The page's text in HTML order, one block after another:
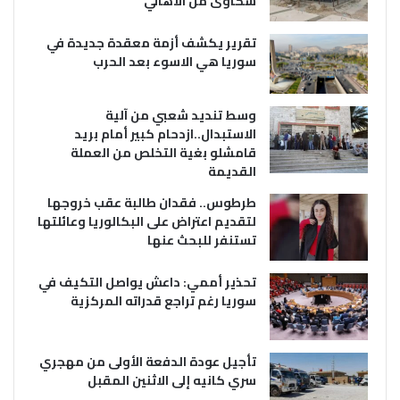
تقرير يكشف أزمة معقدة جديدة في
سوريا هي الاسوء بعد الحرب
وسط تنديد شعبي من آلية
الاستبدال..ازدحام كبير أمام بريد
قامشلو بغية التخلص من العملة
القديمة
طرطوس.. فقدان طالبة عقب خروجها
لتقديم اعتراض على البكالوريا وعائلتها
تستنفر للبحث عنها
تحذير أممي: داعش يواصل التكيف في
سوريا رغم تراجع قدراته المركزية
تأجيل عودة الدفعة الأولى من مهجري
سري كانيه إلى الاثنين المقبل